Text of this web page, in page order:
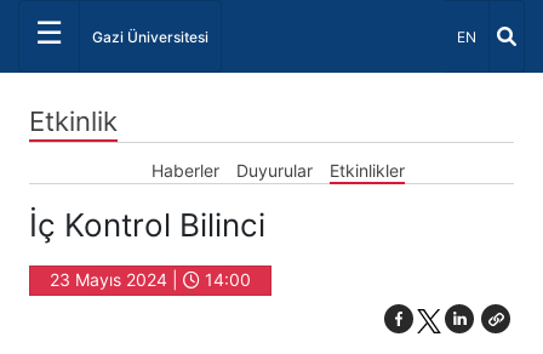
☰ Gazi Üniversitesi Dil Seçiniz
EN
Etkinlik
Haberler Duyurular Etkinlikler
İç Kontrol Bilinci
23 Mayıs 2024 | 14:00